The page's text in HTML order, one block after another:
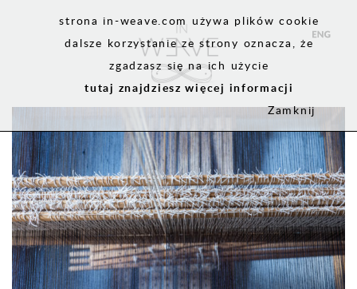
strona in-weave.com używa plików cookie
dalsze korzystanie ze strony oznacza, że
zgadzasz się na ich użycie
tutaj znajdziesz więcej informacji
Zamknij